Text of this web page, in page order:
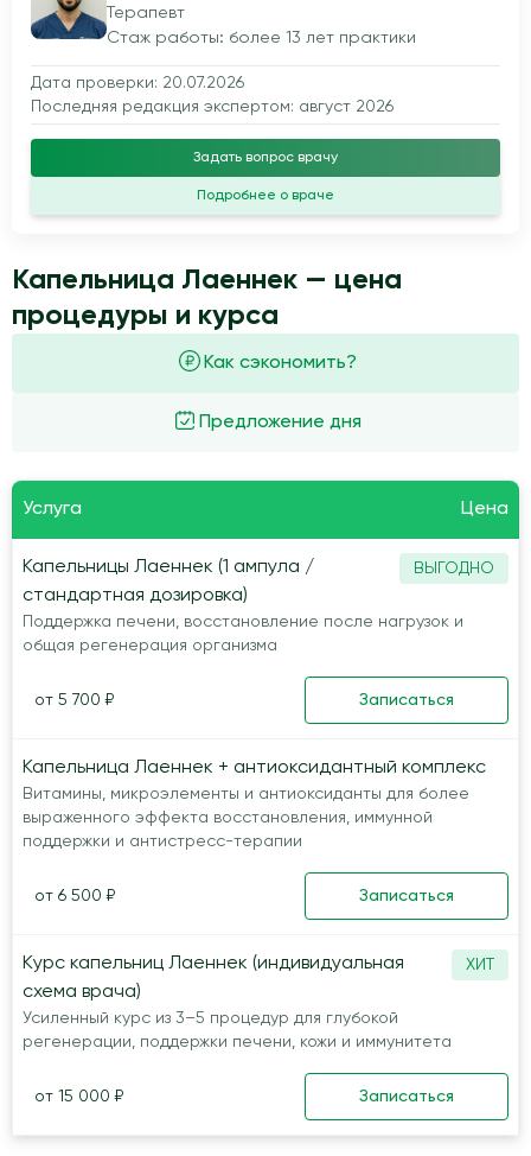
Терапевт
Стаж работы: более 13 лет практики
Дата проверки: 20.07.2026
Последняя редакция экспертом: август 2026
Задать вопрос врачу
Подробнее о враче
Капельница Лаеннек — цена
процедуры и курса
Предложение дня
Как сэкономить?
Услуга Цена
Капельницы Лаеннек (1 ампула /
стандартная дозировка)
ВЫГОДНО
Поддержка печени, восстановление после нагрузок и
общая регенерация организма
от 5 700 ₽ Записаться
Капельница Лаеннек + антиоксидантный комплекс
Витамины, микроэлементы и антиоксиданты для более
выраженного эффекта восстановления, иммунной
поддержки и антистресс-терапии
от 6 500 ₽ Записаться
Курс капельниц Лаеннек (индивидуальная
схема врача)
ХИТ
Усиленный курс из 3–5 процедур для глубокой
регенерации, поддержки печени, кожи и иммунитета
от 15 000 ₽ Записаться